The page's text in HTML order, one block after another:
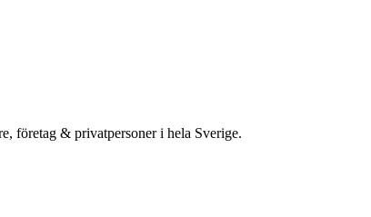
företag & privatpersoner i hela Sverige.